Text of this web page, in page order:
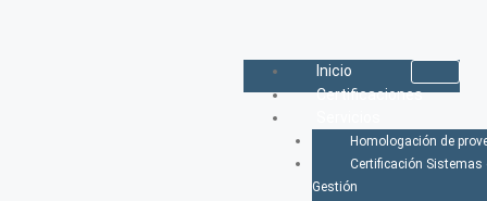
Inicio
Certificaciones
Homologación de
Certificación Sistemas
Gestión